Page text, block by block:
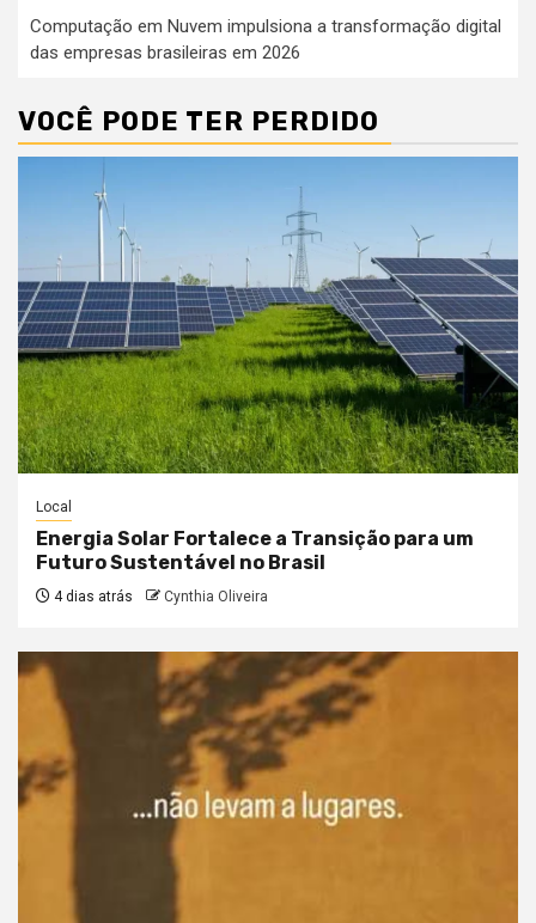
Computação em Nuvem impulsiona a transformação digital
das empresas brasileiras em 2026
VOCÊ PODE TER PERDIDO
Local
Energia Solar Fortalece a Transição para um
Futuro Sustentável no Brasil
4 dias atrás Cynthia Oliveira